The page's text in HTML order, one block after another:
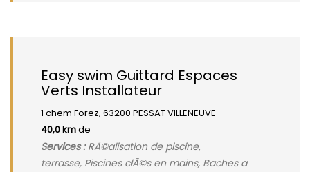
Easy swim Guittard Espaces
Verts Installateur
1 chem Forez, 63200 PESSAT VILLENEUVE
40,0 kmde
Services :RÃ©alisation de piscine,
terrasse, Piscines clÃ©s en mains, Baches a